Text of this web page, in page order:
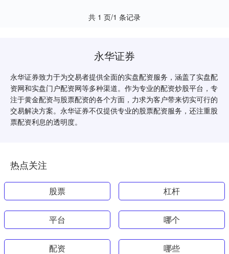
共 1 页/1 条记录
永华证券
永华证券致力于为交易者提供全面的实盘配资服务，涵盖了实盘配
资网和实盘门户配资网等多种渠道。作为专业的配资炒股平台，专
注于黄金配资与股票配资的各个方面，力求为客户带来切实可行的
交易解决方案。永华证券不仅提供专业的股票配资服务，还注重股
票配资利息的透明度。
热点关注
股票 杠杆
平台 哪个
配资 哪些